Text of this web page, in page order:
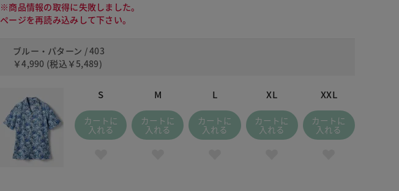
※商品情報の取得に失敗しました。
ページを再読み込みして下さい。
ブルー・パターン / 403
￥4,990 (税込 ￥5,489)
S
カートに
入れる
M
カートに
入れる
L
カートに
入れる
XL
カートに
入れる
XXL
カートに
入れる